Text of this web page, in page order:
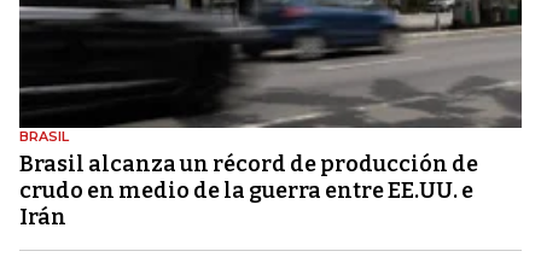
BRASIL
Brasil alcanza un récord de producción de
crudo en medio de la guerra entre EE.UU. e
Irán